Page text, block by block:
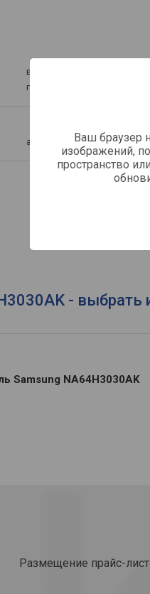
Ваш браузер
изображений,
пространство
варочная поверхность
газовая
автоподжиг, газ-контроль
- выбрать
Samsung NA64H3030AK
Размещение прайс-